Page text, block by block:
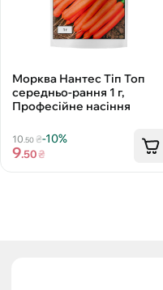
Морква Нантес Тіп Топ
середньо-рання 1 г,
Професійне насіння
10 .50₴-10%
9.50₴